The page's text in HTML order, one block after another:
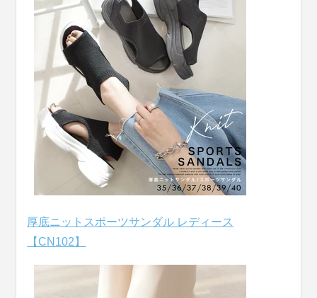
厚底ニットスポーツサンダル レディース
【CN102】